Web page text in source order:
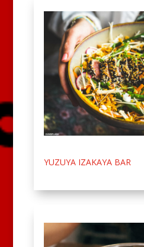
YUZUYA IZAKAYA BAR